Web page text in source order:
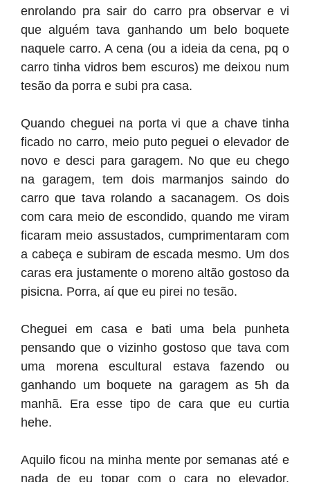
enrolando pra sair do carro pra observar e vi
que alguém tava ganhando um belo boquete
naquele carro. A cena (ou a ideia da cena, pq o
carro tinha vidros bem escuros) me deixou num
tesão da porra e subi pra casa.
Quando cheguei na porta vi que a chave tinha
ficado no carro, meio puto peguei o elevador de
novo e desci para garagem. No que eu chego
na garagem, tem dois marmanjos saindo do
carro que tava rolando a sacanagem. Os dois
com cara meio de escondido, quando me viram
ficaram meio assustados, cumprimentaram com
a cabeça e subiram de escada mesmo. Um dos
caras era justamente o moreno altão gostoso da
pisicna. Porra, aí que eu pirei no tesão.
Cheguei em casa e bati uma bela punheta
pensando que o vizinho gostoso que tava com
uma morena escultural estava fazendo ou
ganhando um boquete na garagem as 5h da
manhã. Era esse tipo de cara que eu curtia
hehe.
Aquilo ficou na minha mente por semanas até e
nada de eu topar com o cara no elevador,